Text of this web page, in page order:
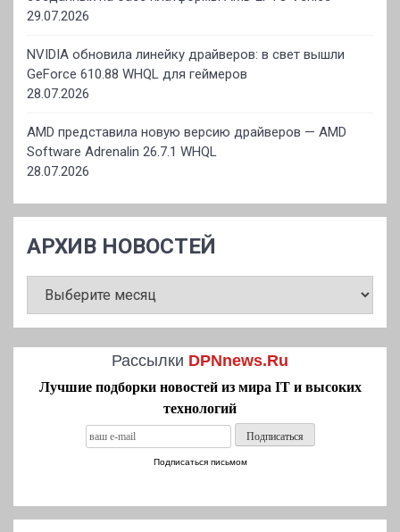
29.07.2026
NVIDIA обновила линейку драйверов: в свет вышли
GeForce 610.88 WHQL для геймеров
28.07.2026
AMD представила новую версию драйверов — AMD
Software Adrenalin 26.7.1 WHQL
28.07.2026
АРХИВ НОВОСТЕЙ
НОВОСТЕЙ
Рассылки DPNnews.Ru
Лучшие подборки новостей из мира IT и высоких
технологий
Подписаться письмом